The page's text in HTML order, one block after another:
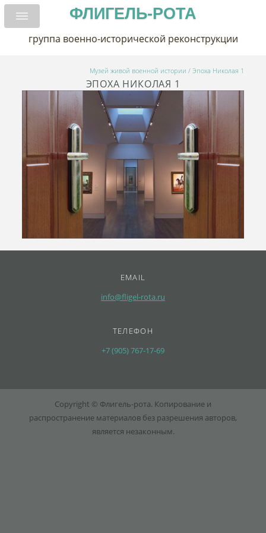
ФЛИГЕЛЬ-РОТА
группа военно-исторической реконструкции
Музей живой военной истории / Эпоха Николая 1
ЭПОХА НИКОЛАЯ 1
EMAIL
info@fligel-rota.ru
ТЕЛЕФОН
+7 (905) 767-17-69
Copyright © Флигель-рота. Копирование и
распространение материалов без разрешения авторов,
является незаконным.